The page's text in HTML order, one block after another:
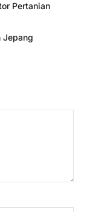
Pertanian
Jepang